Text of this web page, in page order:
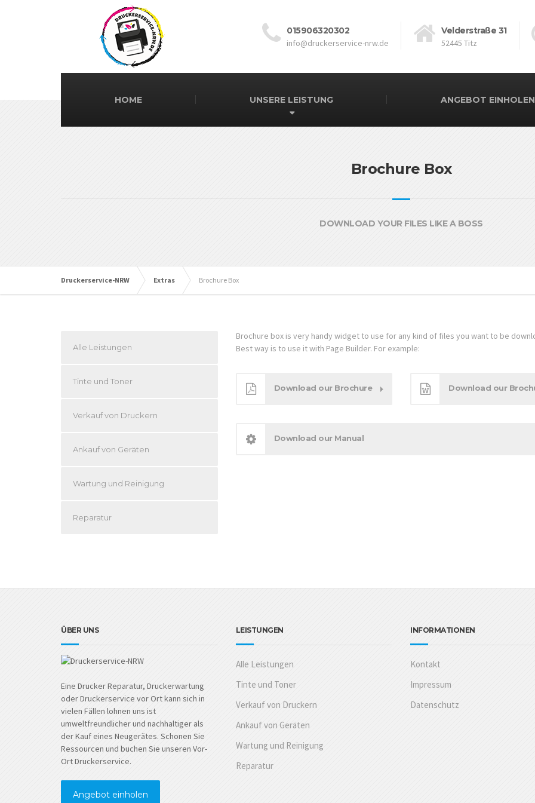
015906320302
info@druckerservice-nrw.de
Velderstraße 31
52445 Titz
HOME UNSERE LEISTUNG ANGEBOT EINHOLEN
Brochure Box
DOWNLOAD YOUR FILES LIKE A BOSS
Druckerservice-NRW Extras Brochure Box
Brochure box is very handy widget to use for any kind of files you want to be
Best way is to use it with Page Builder. For example:
Download our Brochure Download our
Download our Manual
Alle Leistungen
Tinte und Toner
Verkauf von Druckern
Ankauf von Geräten
Wartung und Reinigung
Reparatur
ÜBER UNS
Eine Drucker Reparatur, Druckerwartung
oder Druckerservice vor Ort kann sich in
vielen Fällen lohnen uns ist
umweltfreundlicher und nachhaltiger als
der Kauf eines Neugerätes. Schonen Sie
Ressourcen und buchen Sie unseren Vor-
Ort Druckerservice.
Angebot einholen
LEISTUNGEN
Alle Leistungen
Tinte und Toner
Verkauf von Druckern
Ankauf von Geräten
Wartung und Reinigung
Reparatur
INFORMATIONEN
Kontakt
Impressum
Datenschutz